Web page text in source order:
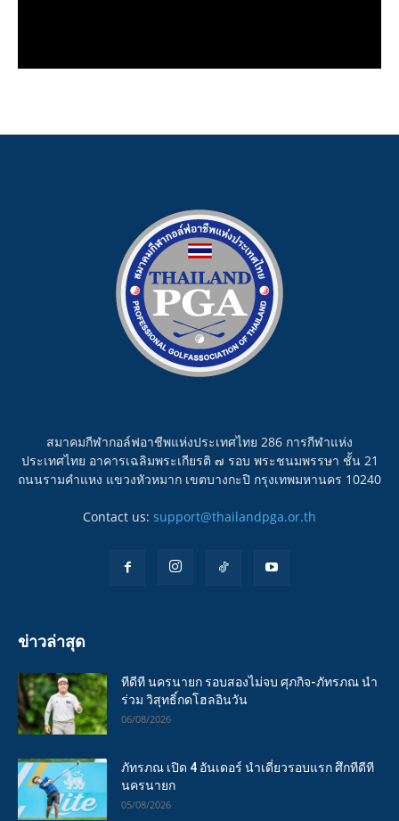
สมาคมกีฬากอล์ฟอาชีพแห่งประเทศไทย 286 การกีฬาแห่ง
ประเทศไทย อาคารเฉลิมพระเกียรติ ๗ รอบ พระชนมพรรษา ชั้น 21
ถนนรามคำแหง แขวงหัวหมาก เขตบางกะปิ กรุงเทพมหานคร 10240
Contact us: support@thailandpga.or.th
ข่าวล่าสุด
ทีดีที นครนายก รอบสองไม่จบ ศุภกิจ-ภัทรภณ นำ
ร่วม วิสุทธิ์กดโฮลอินวัน
06/08/2026
ภัทรภณ เปิด 4 อันเดอร์ นำเดี่ยวรอบแรก ศึกทีดีที
นครนายก
05/08/2026